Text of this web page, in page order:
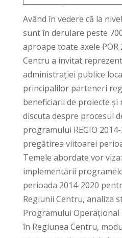
Având în vedere că la
sunt în derulare peste
aproape toate axele POR
Centru a invitat
administrației publice
principalilor parteneri
beneficiarii de proiecte și
discuta despre procesul
programului REGIO
pregătirea viitoarei
Temele abordate vor
implementării
perioada 2014-2020
Regiunii Centru, analiza
Programului Operațional
în Regiunea Centru,